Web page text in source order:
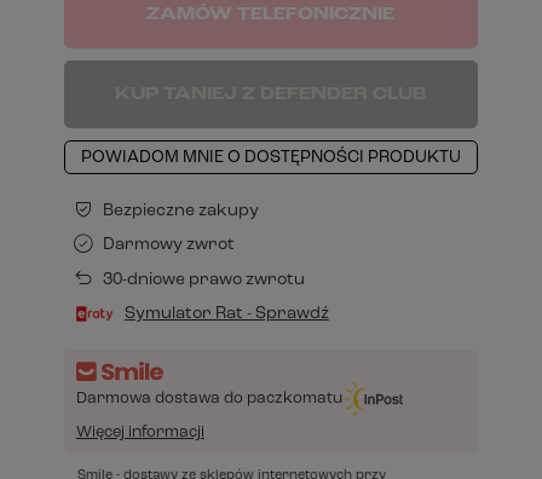
ZAMÓW TELEFONICZNIE
POWIADOM MNIE O DOSTĘPNOŚCI PRODUKTU
Bezpieczne zakupy
Darmowy zwrot
30-dniowe prawo zwrotu
Symulator Rat - Sprawdź
Darmowa dostawa do paczkomatu
Więcej informacji